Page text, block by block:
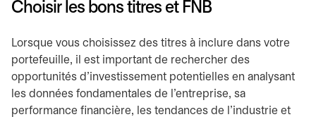
Choisir les bons titres et FNB
Lorsque vous choisissez des titres à inclure dans votre
portefeuille, il est important de rechercher des
opportunités d'investissement potentielles en analysant
les données fondamentales de l'entreprise, sa
performance financière, les tendances de l'industrie et